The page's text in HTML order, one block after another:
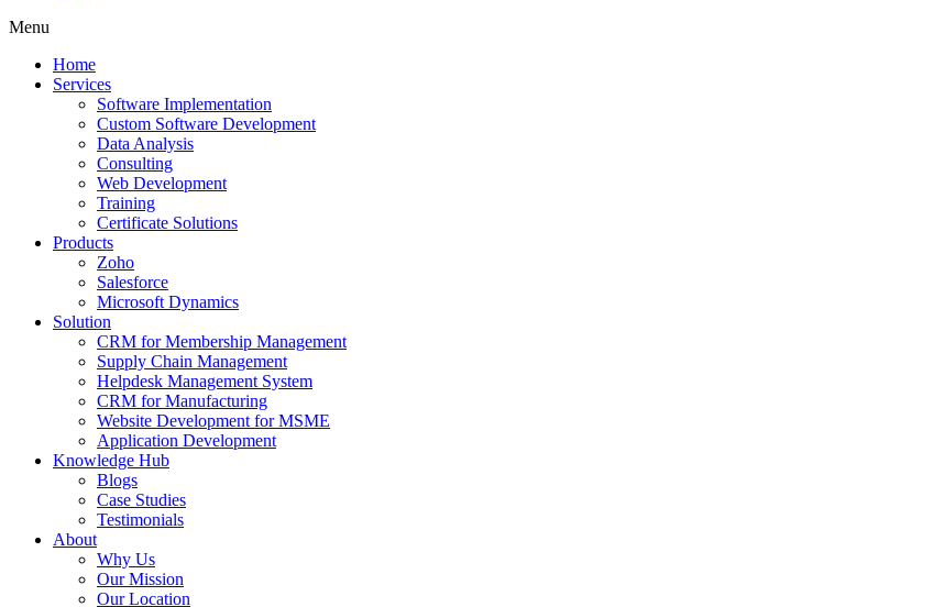
Menu
Home
Services
Software Implementation
Custom Software Development
Data Analysis
Consulting
Web Development
Training
Certificate Solutions
Products
Zoho
Salesforce
Microsoft Dynamics
Solution
CRM for Membership Management
Supply Chain Management
Helpdesk Management System
CRM for Manufacturing
Website Development for MSME
Application Development
Knowledge Hub
Blogs
Case Studies
Testimonials
About
Why Us
Our Mission
Our Location